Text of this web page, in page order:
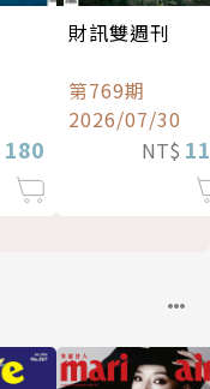
180
財訊雙週刊
第769期
2026/07/30
NT$